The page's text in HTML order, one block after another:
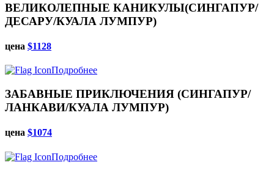
ВЕЛИКОЛЕПНЫЕ КАНИКУЛЫ(СИНГАПУР/
ДЕСАРУ/КУАЛА ЛУМПУР)
цена $1128
Подробнее
ЗАБАВНЫЕ ПРИКЛЮЧЕНИЯ (СИНГАПУР/
ЛАНКАВИ/КУАЛА ЛУМПУР)
цена $1074
Подробнее